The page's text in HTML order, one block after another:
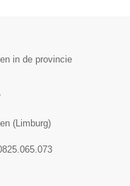
in de provincie
(Limburg)